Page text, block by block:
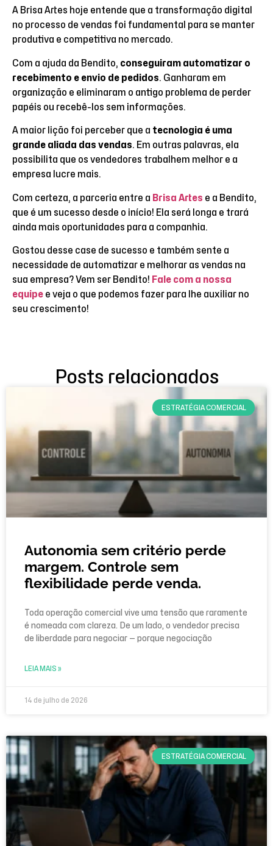
A Brisa Artes hoje entende que a transformação digital
no processo de vendas foi fundamental para se manter
produtiva e competitiva no mercado.
Com a ajuda da Bendito, conseguiram automatizar o
recebimento e envio de pedidos. Ganharam em
organização e eliminaram o antigo problema de perder
papéis ou recebê-los sem informações.
A maior lição foi perceber que a tecnologia é uma
grande aliada das vendas. Em outras palavras, ela
possibilita que os vendedores trabalhem melhor e a
empresa lucre mais.
Com certeza, a parceria entre a Brisa Artes e a Bendito,
que é um sucesso desde o início! Ela será longa e trará
ainda mais oportunidades para a companhia.
Gostou desse case de sucesso e também sente a
necessidade de automatizar e melhorar as vendas na
sua empresa? Vem ser Bendito! Fale com a nossa
equipe e veja o que podemos fazer para lhe auxiliar no
seu crescimento!
Posts relacionados
ESTRATÉGIA COMERCIAL
Autonomia sem critério perde
margem. Controle sem
flexibilidade perde venda.
Toda operação comercial vive uma tensão que raramente
é nomeada com clareza. De um lado, o vendedor precisa
de liberdade para negociar — porque negociação
LEIA MAIS »
14 de julho de 2026
ESTRATÉGIA COMERCIAL